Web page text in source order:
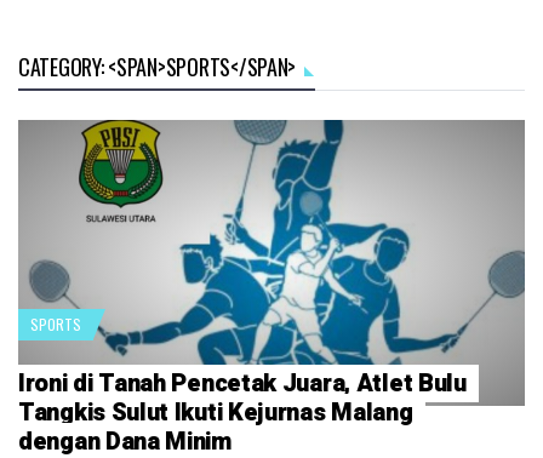
CATEGORY: <SPAN>SPORTS</SPAN>
SPORTS
Ironi di Tanah Pencetak Juara, Atlet Bulu
Tangkis Sulut Ikuti Kejurnas Malang
dengan Dana Minim